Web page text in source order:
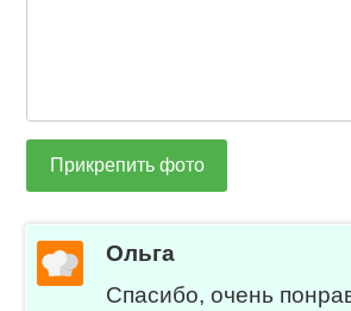
Прикрепить фото
Ольга
Спасибо, очень